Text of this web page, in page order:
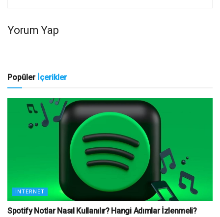
Yorum Yap
Popüler İçerikler
İNTERNET
Spotify Notlar Nasıl Kullanılır? Hangi Adımlar İzlenmeli?